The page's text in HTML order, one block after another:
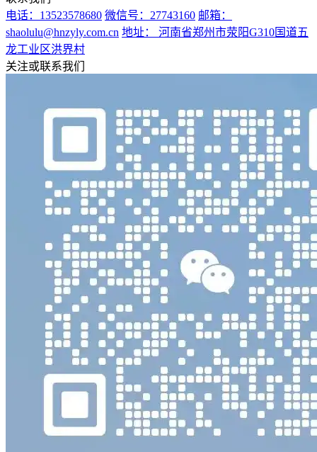
电话：13523578680 微信号：27743160 邮箱：
shaolulu@hnzyly.com.cn 地址： 河南省郑州市荥阳G310国道五
龙工业区洪界村
关注或联系我们